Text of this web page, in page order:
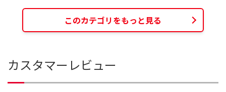
このカテゴリをもっと見る
カスタマーレビュー